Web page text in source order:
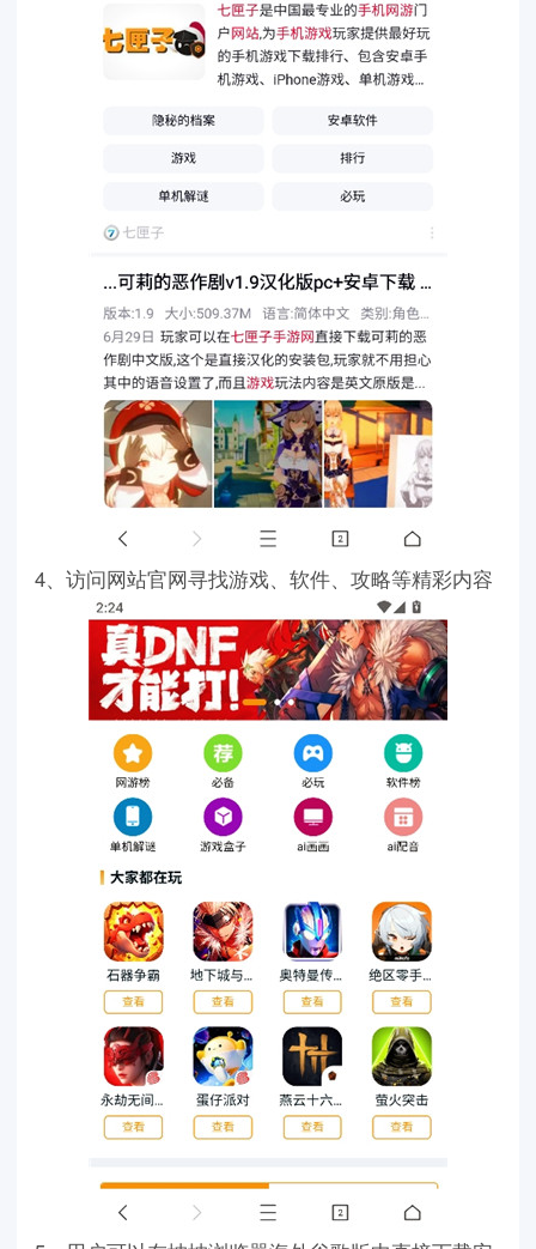
4、访问网站官网寻找游戏、软件、攻略等精彩内容